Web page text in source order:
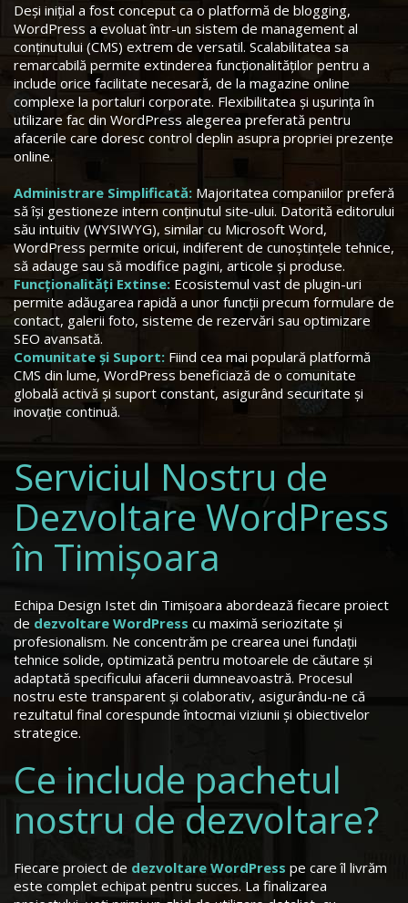
Deși inițial a fost conceput ca o platformă de blogging,
WordPress a evoluat într-un sistem de management al
conținutului (CMS) extrem de versatil. Scalabilitatea sa
remarcabilă permite extinderea funcționalităților pentru a
include orice facilitate necesară, de la magazine online
complexe la portaluri corporate. Flexibilitatea și ușurința în
utilizare fac din WordPress alegerea preferată pentru
afacerile care doresc control deplin asupra propriei prezențe
online.
Administrare Simplificată: Majoritatea companiilor preferă
să își gestioneze intern conținutul site-ului. Datorită editorului
său intuitiv (WYSIWYG), similar cu Microsoft Word,
WordPress permite oricui, indiferent de cunoștințele tehnice,
să adauge sau să modifice pagini, articole și produse.
Funcționalități Extinse: Ecosistemul vast de plugin-uri
permite adăugarea rapidă a unor funcții precum formulare de
contact, galerii foto, sisteme de rezervări sau optimizare
SEO avansată.
Comunitate și Suport: Fiind cea mai populară platformă
CMS din lume, WordPress beneficiază de o comunitate
globală activă și suport constant, asigurând securitate și
inovație continuă.
Serviciul Nostru de
Dezvoltare WordPress
în Timișoara
Echipa Design Istet din Timișoara abordează fiecare proiect
de dezvoltare WordPress cu maximă seriozitate și
profesionalism. Ne concentrăm pe crearea unei fundații
tehnice solide, optimizată pentru motoarele de căutare și
adaptată specificului afacerii dumneavoastră. Procesul
nostru este transparent și colaborativ, asigurându-ne că
rezultatul final corespunde întocmai viziunii și obiectivelor
strategice.
Ce include pachetul
nostru de dezvoltare?
Fiecare proiect de dezvoltare WordPress pe care îl livrăm
este complet echipat pentru succes. La finalizarea